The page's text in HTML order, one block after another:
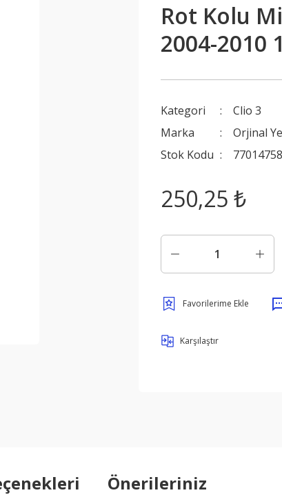
Rot Kolu
2004-2010
Kategori
Clio 3
Marka
Orjinal
Stok Kodu
250,25 ₺
Karşılaştır
Önerileriniz